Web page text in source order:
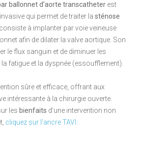
ballonnet d’aorte transcatheter est
qui permet de traiter la sténose
consiste à implanter par voie veineuse
afin de dilater la valve aortique. Son
le flux sanguin et de diminuer les
fatigue et la dyspnée (essoufflement).
sûre et efficace, offrant aux
intéressante à la chirurgie ouverte.
les bienfaits d’une intervention non
cliquez sur l’ancre TAVI